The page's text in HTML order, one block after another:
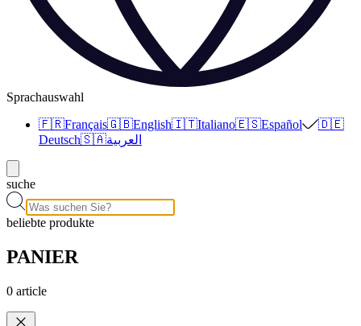
Sprachauswahl
🇫🇷Français🇬🇧English🇮🇹Italiano🇪🇸Español
🇩🇪
Deutsch🇸🇦العربية
suche
beliebte produkte
PANIER
0 article